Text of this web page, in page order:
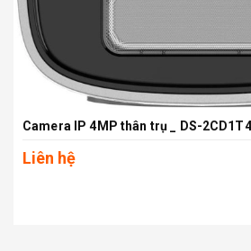
Camera IP 4MP thân trụ _ DS-
Liên hệ